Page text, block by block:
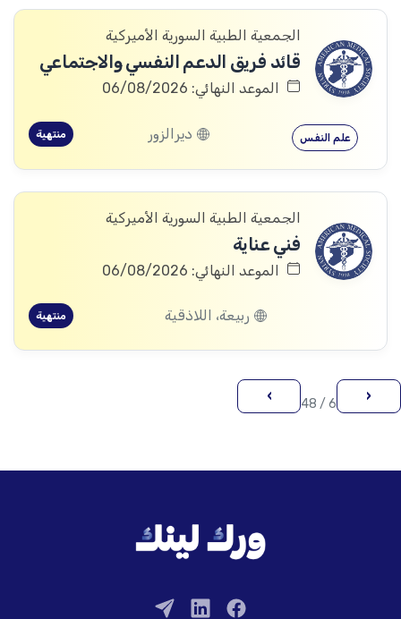
الجمعية الطبية السورية الأميركية
قائد فريق الدعم النفسي والاجتماعي
الموعد النهائي: 06/08/2026
علم النفس ديرالزور منتهية
الجمعية الطبية السورية الأميركية
فني عناية
الموعد النهائي: 06/08/2026
ربيعة، اللاذقية منتهية
‹
6 / 48
›